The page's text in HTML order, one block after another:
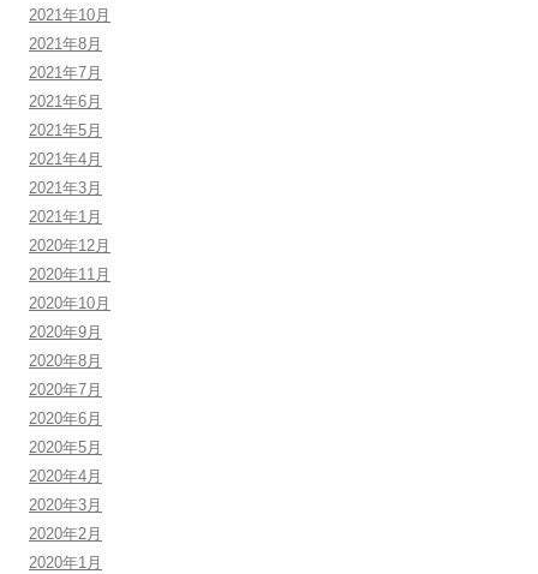
2021年10月
2021年8月
2021年7月
2021年6月
2021年5月
2021年4月
2021年3月
2021年1月
2020年12月
2020年11月
2020年10月
2020年9月
2020年8月
2020年7月
2020年6月
2020年5月
2020年4月
2020年3月
2020年2月
2020年1月